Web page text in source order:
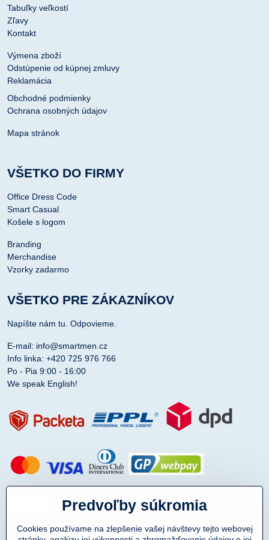
Tabuľky veľkostí
Zľavy
Kontakt
Výmena zboží
Odstúpenie od kúpnej zmluvy
Reklamácia
Obchodné podmienky
Ochrana osobných údajov
Mapa stránok
VŠETKO DO FIRMY
Office Dress Code
Smart Casual
Košele s logom
Branding
Merchandise
Vzorky zadarmo
VŠETKO PRE ZÁKAZNÍKOV
Napíšte nám tu. Odpovieme.
E-mail: info@smartmen.cz
Info linka: +420 725 976 766
Po - Pia 9:00 - 16:00
We speak English!
Predvoľby súkromia
Cookies používame na zlepšenie vašej návštevy tejto webovej